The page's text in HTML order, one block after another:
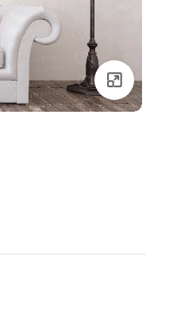
to enlarge